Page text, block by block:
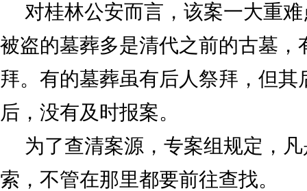
对桂林公安而言，该案一大重
被盗的墓葬多是清代之前的古墓，
拜。有的墓葬虽有后人祭拜，但其
后，没有及时报案。
为了查清案源，专案组规定，
索，不管在那里都要前往查找。